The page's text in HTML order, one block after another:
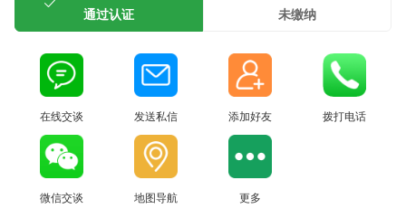
通过认证 未缴纳
在线交谈 发送私信 添加好友 拨打电话
微信交谈 地图导航 更多